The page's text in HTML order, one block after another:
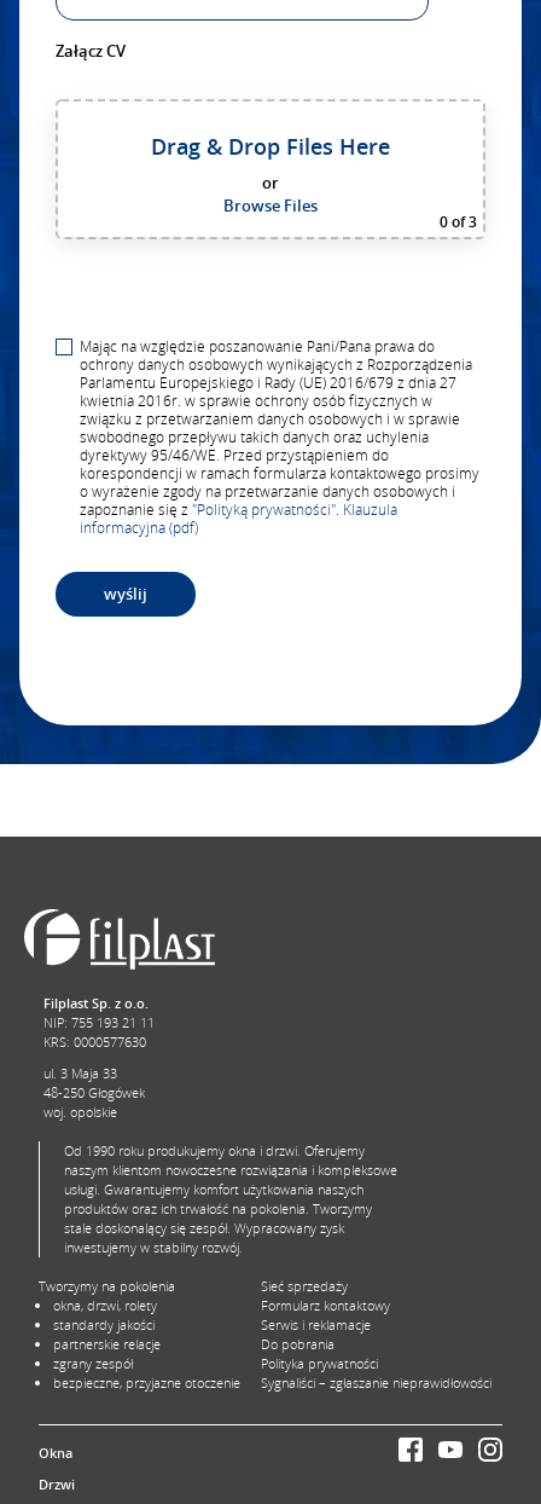
Załącz CV
Drag & Drop Files Here
or
Browse Files
0of 3
Mając na względzie poszanowanie Pani/Pana prawa do
ochrony danych osobowych wynikających z Rozporządzenia
Parlamentu Europejskiego i Rady (UE) 2016/679 z dnia 27
kwietnia 2016r. w sprawie ochrony osób fizycznych w
związku z przetwarzaniem danych osobowych i w sprawie
swobodnego przepływu takich danych oraz uchylenia
dyrektywy 95/46/WE. Przed przystąpieniem do
korespondencji w ramach formularza kontaktowego prosimy
o wyrażenie zgody na przetwarzanie danych osobowych i
zapoznanie się z "Polityką prywatności". Klauzula
informacyjna (pdf)
Filplast Sp. z o.o.
NIP: 755 193 21 11
KRS: 0000577630
ul. 3 Maja 33
48-250 Głogówek
woj. opolskie
Od 1990 roku produkujemy okna i drzwi. Oferujemy
naszym klientom nowoczesne rozwiązania i kompleksowe
usługi. Gwarantujemy komfort użytkowania naszych
produktów oraz ich trwałość na pokolenia. Tworzymy
stale doskonalący się zespół. Wypracowany zysk
inwestujemy w stabilny rozwój.
Tworzymy na pokolenia
okna, drzwi, rolety
standardy jakości
partnerskie relacje
zgrany zespół
bezpieczne, przyjazne otoczenie
Sieć sprzedaży
Formularz kontaktowy
Serwis i reklamacje
Do pobrania
Polityka prywatności
Sygnaliści – zgłaszanie nieprawidłowości
Okna
Drzwi